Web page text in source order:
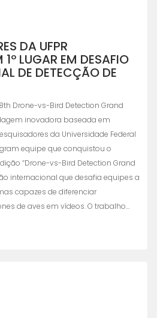
DA UFPR
LUGAR EM DESAFIO
DE DETECÇÃO DE
Drone-vs-Bird Detection Grand
inovadora baseada em
da Universidade Federal
equipe que conquistou o
“Drone-vs-Bird Detection Grand
internacional que desafia equipes a
capazes de diferenciar
de aves em vídeos. O trabalho…